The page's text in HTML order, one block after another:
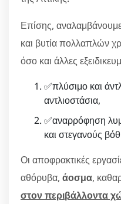
Επίσης,
και βυτία πολλαπλών
όσο και άλλες
✅πλύσιμο και
αντλιοστάσια,
✅αναρρόφηση
και στεγανούς
Οι αποφρακτικές
αθόρυβα, άοσμα,
στον περιβάλλοντα